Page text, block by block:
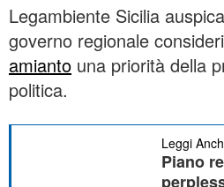
Legambiente Sicilia
governo regionale
amianto una priorità della
politica.
Leggi
Piano